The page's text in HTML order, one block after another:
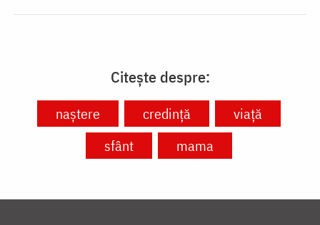
Citește despre:
naștere credință
viață
sfânt
mama